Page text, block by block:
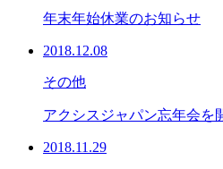
年末年始休業のお知らせ
2018.12.08
その他
アクシスジャパン忘年会を
2018.11.29